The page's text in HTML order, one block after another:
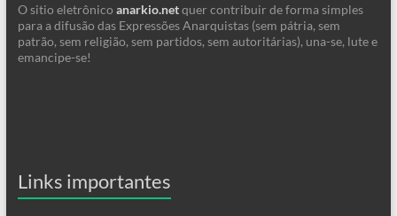
O sitio eletrônico anarkio.netquer contribuir de forma simples
para a difusão das Expressões Anarquistas (sem pátria, sem
patrão, sem religião, sem partidos, sem autoritárias), una-se, lute e
emancipe-se!
Links importantes